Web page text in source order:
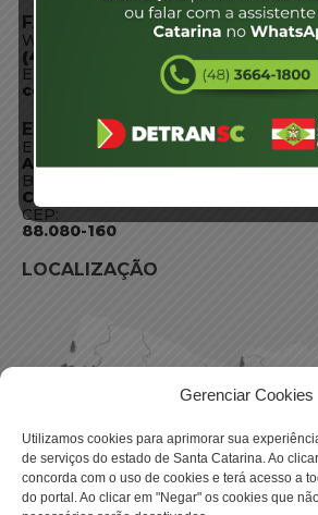
Gerenciar Cookies
Utilizamos cookies para aprimorar sua
de serviços do estado de Santa Catarina. Ao
concorda com o uso de cookies e terá acesso a
do portal. Ao clicar em "Negar" os cookies que
FALE CONOSCO
WhatsApp:
(48) 3664-1800
E-mail:
ENDEREÇO
Endereço:
Av. Almirante Tamandaré - 480
Bairro:
Coqueiros, Florianópolis SC
CEP:
88.080-160
LOCALIZAÇÃO